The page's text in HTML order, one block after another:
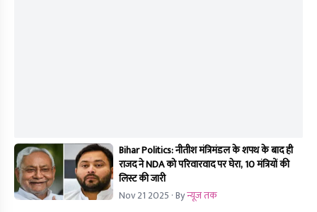
Bihar Politics: नीतीश मंत्रिमंडल के शपथ के बाद ही
राजद ने NDA को परिवारवाद पर घेरा, 10 मंत्रियों की
लिस्ट की जारी
Nov 21 2025 · Byन्यूज तक